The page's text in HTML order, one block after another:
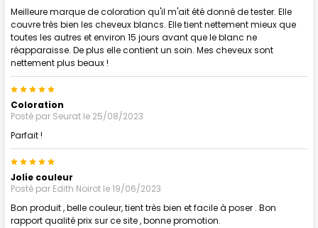
Meilleure marque de coloration qu'il m'ait été donné de tester. Elle
couvre très bien les cheveux blancs. Elle tient nettement mieux que
toutes les autres et environ 15 jours avant que le blanc ne
réapparaisse. De plus elle contient un soin. Mes cheveux sont
nettement plus beaux !
5
Coloration
Posté par Seurat le 25/08/2023
Parfait !
5
Jolie couleur
Posté par Edith Noirot le 19/06/2023
Bon produit , belle couleur, tient très bien et facile à poser . Bon
rapport qualité prix sur ce site , bonne promotion.